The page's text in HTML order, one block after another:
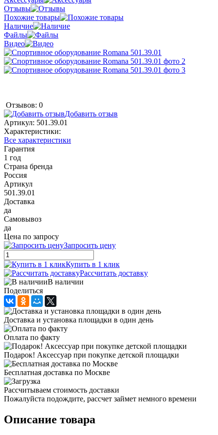
Отзывы
Похожие товары
Наличие
Файлы
Видео
Отзывов: 0
Добавить отзыв
Артикул: 501.39.01
Характеристики:
Все характеристики
Гарантия
1 год
Страна бренда
Россия
Артикул
501.39.01
Доставка
да
Самовывоз
да
Цена по запросу
Запросить цену
Купить в 1 клик
Рассчитать доставку
В наличии
Поделиться
Доставка и установка площадки в один день
Оплата по факту
Подарок! Аксессуар при покупке детской площадки
Бесплатная доставка по Москве
Рассчитываем стоимость доставки
Пожалуйста подождите, рассчет займет немного времени
Описание товара